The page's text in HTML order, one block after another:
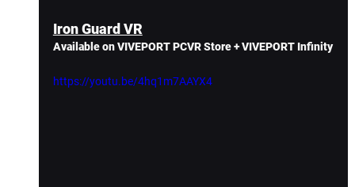
Iron Guard VR
Available on VIVEPORT PCVR Store + VIVEPORT Infinity
https://youtu.be/4hq1m7AAYX4